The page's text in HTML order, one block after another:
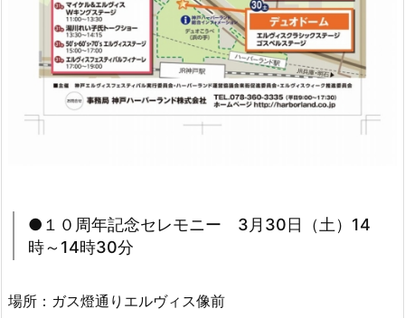
●１０周年記念セレモニー 3月30日（土）14
時～14時30分
場所：ガス燈通りエルヴィス像前